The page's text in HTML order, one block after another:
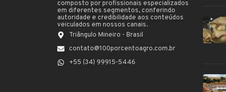
composto por profissionais especializados
em diferentes segmentos, conferindo
autoridade e credibilidade aos conteúdos
veiculados em nossos canais.
Triângulo Mineiro - Brasil
contato@100porcentoagro.com.br
+55 (34) 99915-5446